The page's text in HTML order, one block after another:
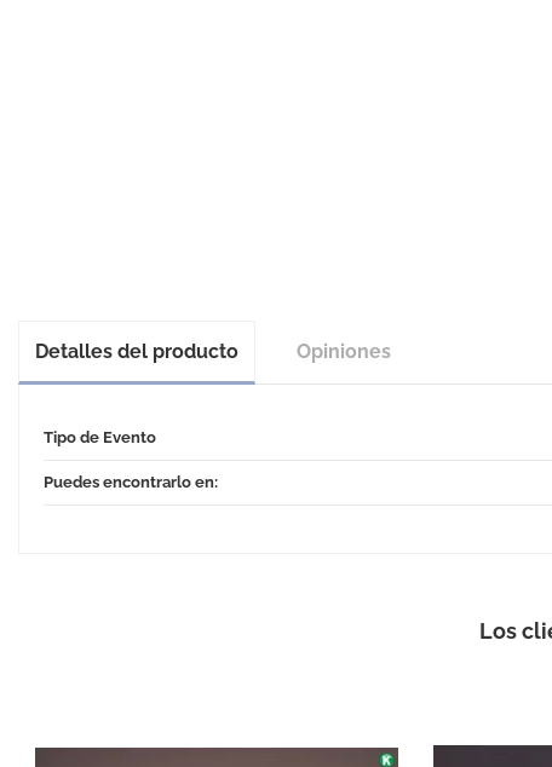
Detalles del producto Opiniones
Tipo de Evento
Puedes encontrarlo en:
Los